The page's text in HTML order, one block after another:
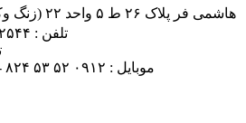
هاشمی فر پلاک ۲۶ ط ۵ واحد ۲۲ (زنگ وکالت و دندانپزشکی)
تلفن :
موبایل : ۰۹۱۲ ۵۲ ۵۳ ۸۲۴ --- ۰۹۹۱